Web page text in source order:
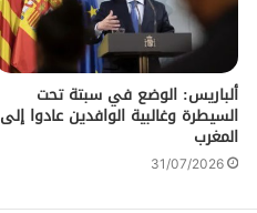
ألباريس: الوضع في سبتة تحت
السيطرة وغالبية الوافدين عادوا إلى
المغرب
31/07/2026